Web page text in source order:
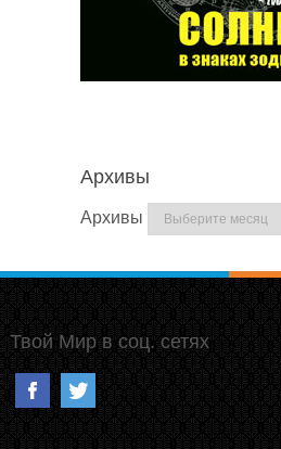
Архивы
Архивы
Твой Мир в соц. сетях